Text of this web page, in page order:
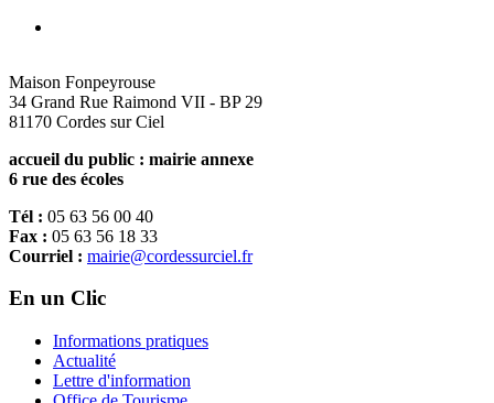
Maison Fonpeyrouse
34 Grand Rue Raimond VII - BP 29
81170 Cordes sur Ciel
accueil du public : mairie annexe
6 rue des écoles
Tél : 05 63 56 00 40
Fax : 05 63 56 18 33
Courriel : mairie@cordessurciel.fr
En un Clic
Informations pratiques
Actualité
Lettre d'information